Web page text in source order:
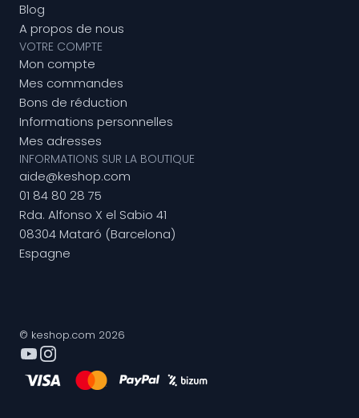
Blog
A propos de nous
VOTRE COMPTE
Mon compte
Mes commandes
Bons de réduction
Informations personnelles
Mes adresses
INFORMATIONS SUR LA BOUTIQUE
aide@keshop.com
01 84 80 28 75
Rda. Alfonso X el Sabio 41
08304 Mataró (Barcelona)
Espagne
© keshop.com 2026